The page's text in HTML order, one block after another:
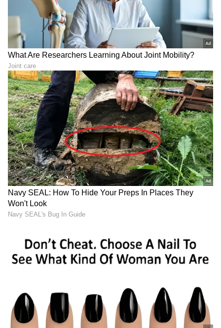
ಕ್ರಿಕೆಟ್ ಮತ್ತು ಕ್ರೀಡಾ ಜಗತ್ತಿನ (Sports News in
Kannada) ಕ್ಷಣಕ್ಷಣದ ಕನ್ನಡ ಸುದ್ದಿ ಅಪ್ಡೇಟ್‌ಗಳಿಗಾಗಿ
ಏಷ್ಯಾನೆಟ್ ಸುವರ್ಣ ನ್ಯೂಸ್‌ ಫಾಲೋ ಮಾಡಿ.
IPL
Liveಸೇರಿದಂತೆ ಟೀಂ ಇಂಡಿಯಾದ ಬ್ರೇಕಿಂಗ್ ಸುದ್ದಿ
(Cricket News in Kannada), ವಿಶೇಷ ವರದಿಗಳು
ಮತ್ತು ನೇರ ಪ್ರಸಾರಗಳೊಂದಿಗೆ ಸಂಪೂರ್ಣ ಮಾಹಿತಿ
ನಿಮ್ಮ ಒಂದೇ ಕ್ಲಿಕ್‌ನಲ್ಲಿ ಲಭ್ಯ. ಏಷ್ಯಾನೆಟ್ ಸುವರ್ಣ
ನ್ಯೂಸ್ ಅಧಿಕೃತ ಆ್ಯಪ್ ಡೌನ್‌ಲೋಡ್ ಮಾಡಿ ಹಾಗೂ
ಎಲ್ಲಾ ಅಪ್‌ಡೇಟ್ ಗಳನ್ನು ಪಡೆಯಿರಿ.
ABOUT THE AUTHOR
CK Chethan Kumar
ಎಲೆಕ್ಟ್ರಾನಿಕ್, ಡಿಜಿಟಲ್ ಮಾಧ್ಯಮ ಸೇರಿ ಪತ್ರಿಕೋದ್ಯಮದಲ್ಲಿ 13
ವರ್ಷಗಳ ಅನುಭವ. ಊರು ಧರ್ಮಸ್ಥಳ. ಪತ್ರಿಕೋದ್ಯಮ
ಸ್ನಾತಕೋತ್ತರ ಪದವಿ ಪಡೆದಿದ್ದು ಉಜಿರೆ ಎಸ್‌ಡಿಎಂನಲ್ಲಿ. ಟಿವಿ9,
ಸ್ಟಾರ್ ಸ್ಪೋರ್ಟ್ಸ್‌ನಲ್ಲಿ ಕಾರ್ಯ ನಿರ್ವಹಿಸಿದ ಅನುಭವವಿದೆ.
ರಾಷ್ಟ್ರೀಯ, ಅಂತಾರಾಷ್ಟ್ರೀಯ, ಜಿಯೋ ಪಾಲಿಟಿಕ್ಸ್, ಆಟೋ, ಟೆಕ್,
ಸ್ಪೋರ್ಟ್ಸ್..ಏನೇ ಕೊಟ್ಟರೂ ಬರೆಯೋದು ನನ್ನ ಶಕ್ತಿ.
ರೋಹಿತ್ ಶರ್ಮಾ